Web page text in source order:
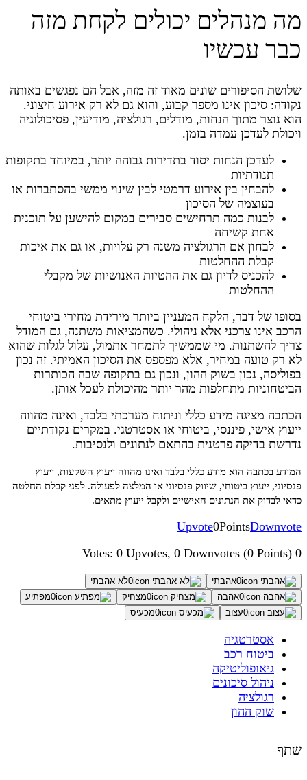
מה מנהלים יכולים לקחת מזה
כבר עכשיו
שלושת הסיפורים שונים מאוד זה מזה, אבל הם נפגשים באותה
נקודה: סיכון אינו מספר קבוע, והוא גם לא רק אירוע חיצוני.
הוא נוצר מתוך הנחות, מודלים, רגולציה, מודיעין, פסיכולוגיה
ויכולת לעדכן עמדה בזמן.
לעדכן הנחות יסוד בתדירות גבוהה יותר, במיוחד בתקופות
תנודתיות
להבחין בין אירוע דרמטי לבין שינוי ממשי בהסתברות או
בעוצמה של הסיכון
לבנות כמה תרחישים סבירים במקום להישען על תוכנית
אחת קשיחה
לבחון אם הרגולציה משנה רק עלויות, או גם את איכות
קבלת ההחלטות
להכניס לדיון גם את ההטיות האנושיות של מקבלי
ההחלטות
בסופו של דבר, הלקח המעניין ביותר מירידת מחירי ביטוחי
הרכב אינו צרכני אלא ניהולי. כשהמציאות משתנה, גם המודל
צריך להשתנות. מי שממשיך לתמחר אתמול, עלול לגלות שהוא
לא רק טועה במחיר, אלא מפספס את הסיכון האמיתי. זה נכון
בפוליסה, נכון בשוק ההון, ונכון גם בתקופה שבה הכותרות
הביטחוניות מתחלפות מהר יותר מהיכולת לעכל אותן.
הכתבה מציגה מידע כללי וניתוח מערכתי בלבד, ואינה מהווה
ייעוץ אישי, פיננסי, ביטוחי או אסטרטגי. במקרים נקודתיים
נדרשת בדיקה פרטנית בהתאם לנתונים ולנסיבות.
המידע בכתבה הוא מידע כללי בלבד ואינו מהווה ייעוץ השקעות, ייעוץ
פנסיוני, ייעוץ ביטוחי, שיווק פנסיוני או המלצה לפעולה. לפני קבלת החלטה
כדאי לבדוק את הנתונים האישיים ולקבל ייעוץ מתאים.
Upvote0PointsDownvote
0 Votes: 0 Upvotes, 0 Downvotes (0 Points)
0אהבתי 0לא אהבתי
0אהבה 0מצחיק 0מפתיע
0עצוב 0מכעיס
אסטרטגיה
ביטוח רכב
גיאופוליטיקה
ניהול סיכונים
רגולציה
שוק ההון
שתף